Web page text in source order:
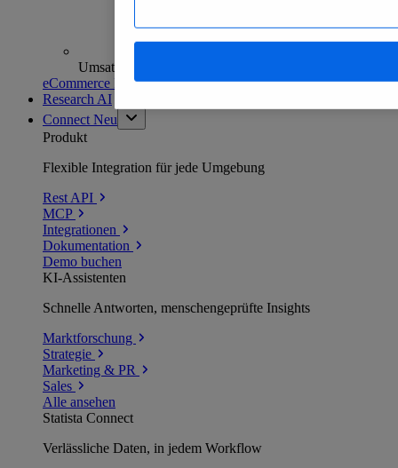
Umsatzanalysen und -prognosen
eCommerce Insights entdecken
Research AI
Connect Neu
Produkt
Flexible Integration für jede Umgebung
Rest API
MCP
Integrationen
Dokumentation
Demo buchen
KI-Assistenten
Schnelle Antworten, menschengeprüfte Insights
Marktforschung
Strategie
Marketing & PR
Sales
Alle ansehen
Statista Connect
Verlässliche Daten, in jedem Workflow